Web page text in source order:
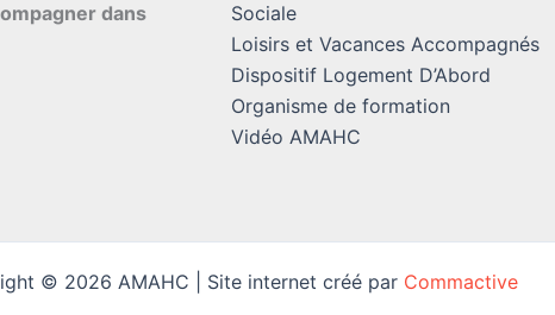
dans
Sociale
Loisirs et Vacances Accompagnés
Dispositif Logement D’Abord
Organisme de formation
Vidéo AMAHC
© 2026 AMAHC | Site internet créé par Commactive